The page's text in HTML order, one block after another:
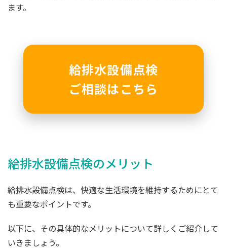
ます。
給排水設備点検
ご相談はこちら
給排水設備点検のメリット
給排水設備点検は、快適な生活環境を維持するためにとて
も重要なポイントです。
以下に、その具体的なメリットについて詳しくご紹介して
いきましょう。